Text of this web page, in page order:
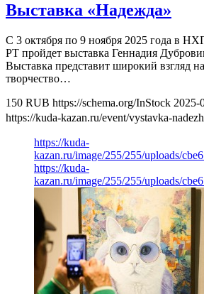
Выставка «Надежда»
С 3 октября по 9 ноября 2025 года в
РТ пройдет выставка Геннадия
Выставка представит широкий взгляд
творчество…
150 RUB https://schema.org/InStock 2025-
https://kuda-kazan.ru/event/vystavka-
https://kuda-
kazan.ru/image/255/255/uploads/
https://kuda-
kazan.ru/image/255/255/uploads/